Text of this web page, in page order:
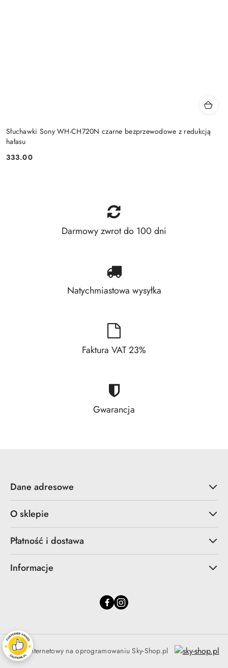
Słuchawki Sony WH-CH720N czarne bezprzewodowe z redukcją
hałasu
Cena:
333.00
Darmowy zwrot do 100 dni
Natychmiastowa wysyłka
Faktura VAT 23%
Gwarancja
Dane adresowe
O sklepie
Płatność i dostawa
Informacje
Sklep internetowy na oprogramowaniu Sky-Shop.pl